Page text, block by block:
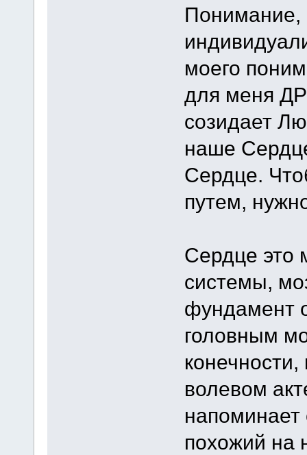
Понимание,
моего
для меня
созидает
наше
Сердце.
путем,
Сердце это
системы,
фундамент
головным
волевом
похожий на